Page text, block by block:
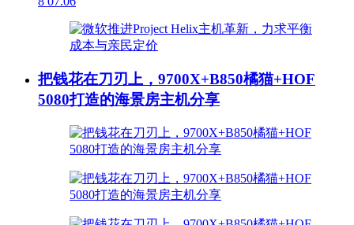
把钱花在刀刃上，9700X+B850橘猫+HOF
5080打造的海景房主机分享